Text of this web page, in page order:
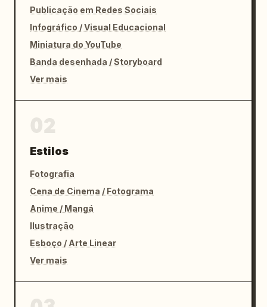
Publicação em Redes Sociais
Infográfico / Visual Educacional
Miniatura do YouTube
Banda desenhada / Storyboard
Ver mais
Estilos
Fotografia
Cena de Cinema / Fotograma
Anime / Mangá
Ilustração
Esboço / Arte Linear
Ver mais